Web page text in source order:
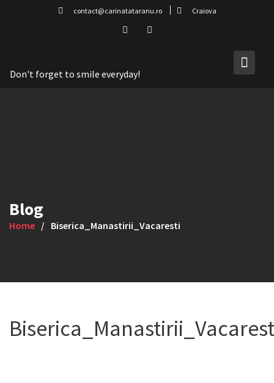
contact@carinatataranu.ro Craiova
Don't forget to smile everyday!
Blog
Home Biserica_Manastirii_Vacaresti